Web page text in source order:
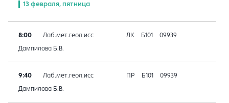
13 февраля, пятница
8:00 Лаб.мет.геол.исс ЛК Б101 09939
Дампилова Б.В.
9:40 Лаб.мет.геол.исс ПР Б101 09939
Дампилова Б.В.